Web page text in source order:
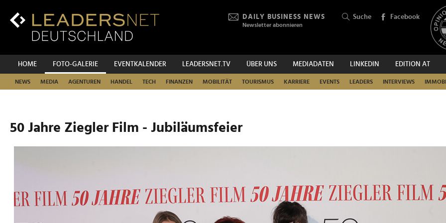
Inhalt
Hauptnavigation
DAILY BUSINESS NEWS
Newsletter abonnieren
Suche Facebook
HOME FOTO-GALERIE EVENTKALENDER LEADERSNET.TV ÜBER UNS MEDIADATEN LINKEDIN EDITION AT
NEWS MEDIA AGENTUREN HANDEL TECH FINANZEN MOBILITÄT TOURISMUS KARRIERE EVENTS LEADERS INTERVIEWS
SUCHEN
50 Jahre Ziegler Film - Jubiläumsfeier